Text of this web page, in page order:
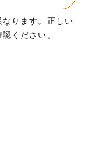
ります。正しい
ください。